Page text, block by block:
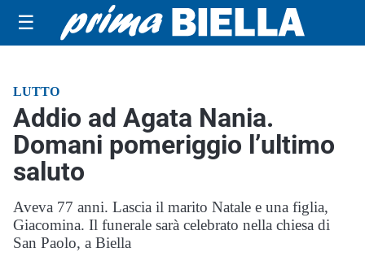
☰
LUTTO
Addio ad Agata Nania.
Domani pomeriggio l’ultimo
saluto
Aveva 77 anni. Lascia il marito Natale e una figlia,
Giacomina. Il funerale sarà celebrato nella chiesa di
San Paolo, a Biella